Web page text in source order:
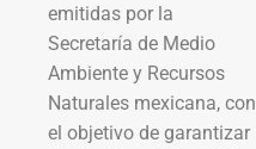
emitidas por la
Secretaría de Medio
Ambiente y Recursos
Naturales mexicana, con
el objetivo de garantizar